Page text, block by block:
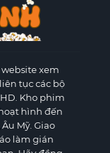
xem
tục các bộ
Kho phim
hình đến
Mỹ. Giao
làm gián